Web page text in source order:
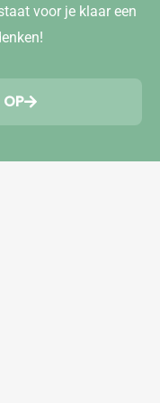
voor je klaar een